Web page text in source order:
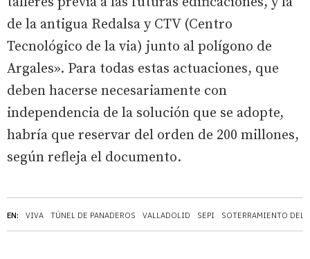
EN: VIVA TÚNEL DE PANADEROS VALLADOLID SEPI SOTERRAMIENTO DEL
de la antigua Redalsa y CTV (Centro
Tecnológico de la via) junto al polígono de
Argales». Para todas estas actuaciones, que
deben hacerse necesariamente con
independencia de la solución que se adopte,
habría que reservar del orden de 200 millones,
según refleja el documento.